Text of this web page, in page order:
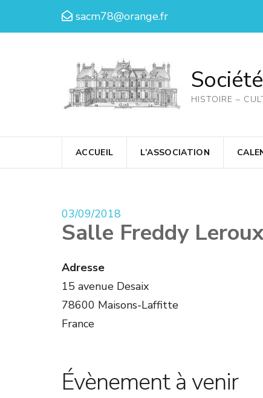
sacm78@orange.fr
HISTOIRE –
ACCUEIL L’ASSOCIATION
03/09/2018
Salle Freddy
Adresse
15 avenue Desaix
78600 Maisons-Laffitte
France
Évènement à venir